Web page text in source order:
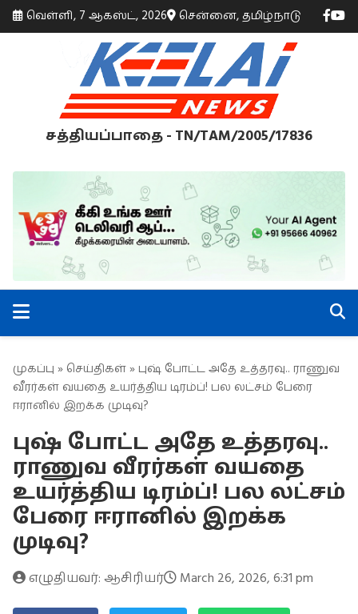
வெள்ளி, 7 ஆகஸ்ட், 2026 சென்னை, தமிழ்நாடு
சத்தியப்பாதை - TN/TAM/2005/17836
முகப்பு » செய்திகள் » புஷ் போட்ட அதே உத்தரவு.. ராணுவ
வீரர்கள் வயதை உயர்த்திய டிரம்ப்! பல லட்சம் பேரை
ஈரானில் இறக்க முடிவு?
புஷ் போட்ட அதே உத்தரவு..
ராணுவ வீரர்கள் வயதை
உயர்த்திய டிரம்ப்! பல லட்சம்
பேரை ஈரானில் இறக்க
முடிவு?
எழுதியவர்: ஆசிரியர் March 26, 2026, 6:31 pm